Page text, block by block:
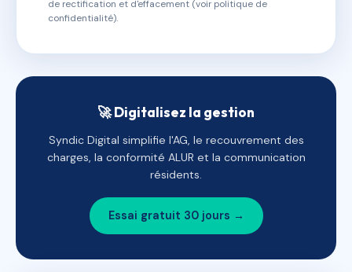
de rectification et d'effacement (voir politique de
confidentialité).
🚀 Digitalisez la gestion
Syndic Digital simplifie l'AG, le recouvrement des
charges, la conformité ALUR et la communication
résidents.
Essai gratuit 30 jours →